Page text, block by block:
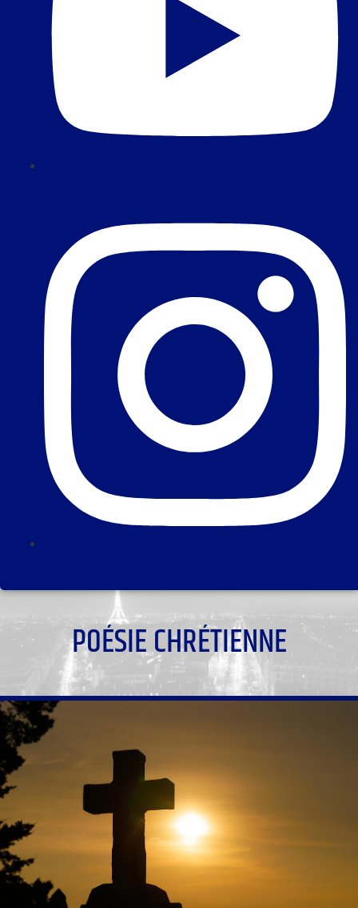
POÉSIE CHRÉTIENNE